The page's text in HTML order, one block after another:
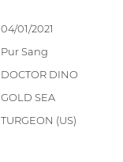
04/01/2021
Pur Sang
DOCTOR DINO
GOLD SEA
TURGEON (US)